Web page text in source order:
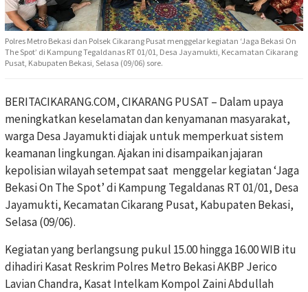
Polres Metro Bekasi dan Polsek Cikarang Pusat menggelar kegiatan ‘Jaga Bekasi On
The Spot’ di Kampung Tegaldanas RT 01/01, Desa Jayamukti, Kecamatan Cikarang
Pusat, Kabupaten Bekasi, Selasa (09/06) sore.
BERITACIKARANG.COM, CIKARANG PUSAT – Dalam upaya
meningkatkan keselamatan dan kenyamanan masyarakat,
warga Desa Jayamukti diajak untuk memperkuat sistem
keamanan lingkungan. Ajakan ini disampaikan jajaran
kepolisian wilayah setempat saat menggelar kegiatan ‘Jaga
Bekasi On The Spot’ di Kampung Tegaldanas RT 01/01, Desa
Jayamukti, Kecamatan Cikarang Pusat, Kabupaten Bekasi,
Selasa (09/06).
Kegiatan yang berlangsung pukul 15.00 hingga 16.00 WIB itu
dihadiri Kasat Reskrim Polres Metro Bekasi AKBP Jerico
Lavian Chandra, Kasat Intelkam Kompol Zaini Abdullah